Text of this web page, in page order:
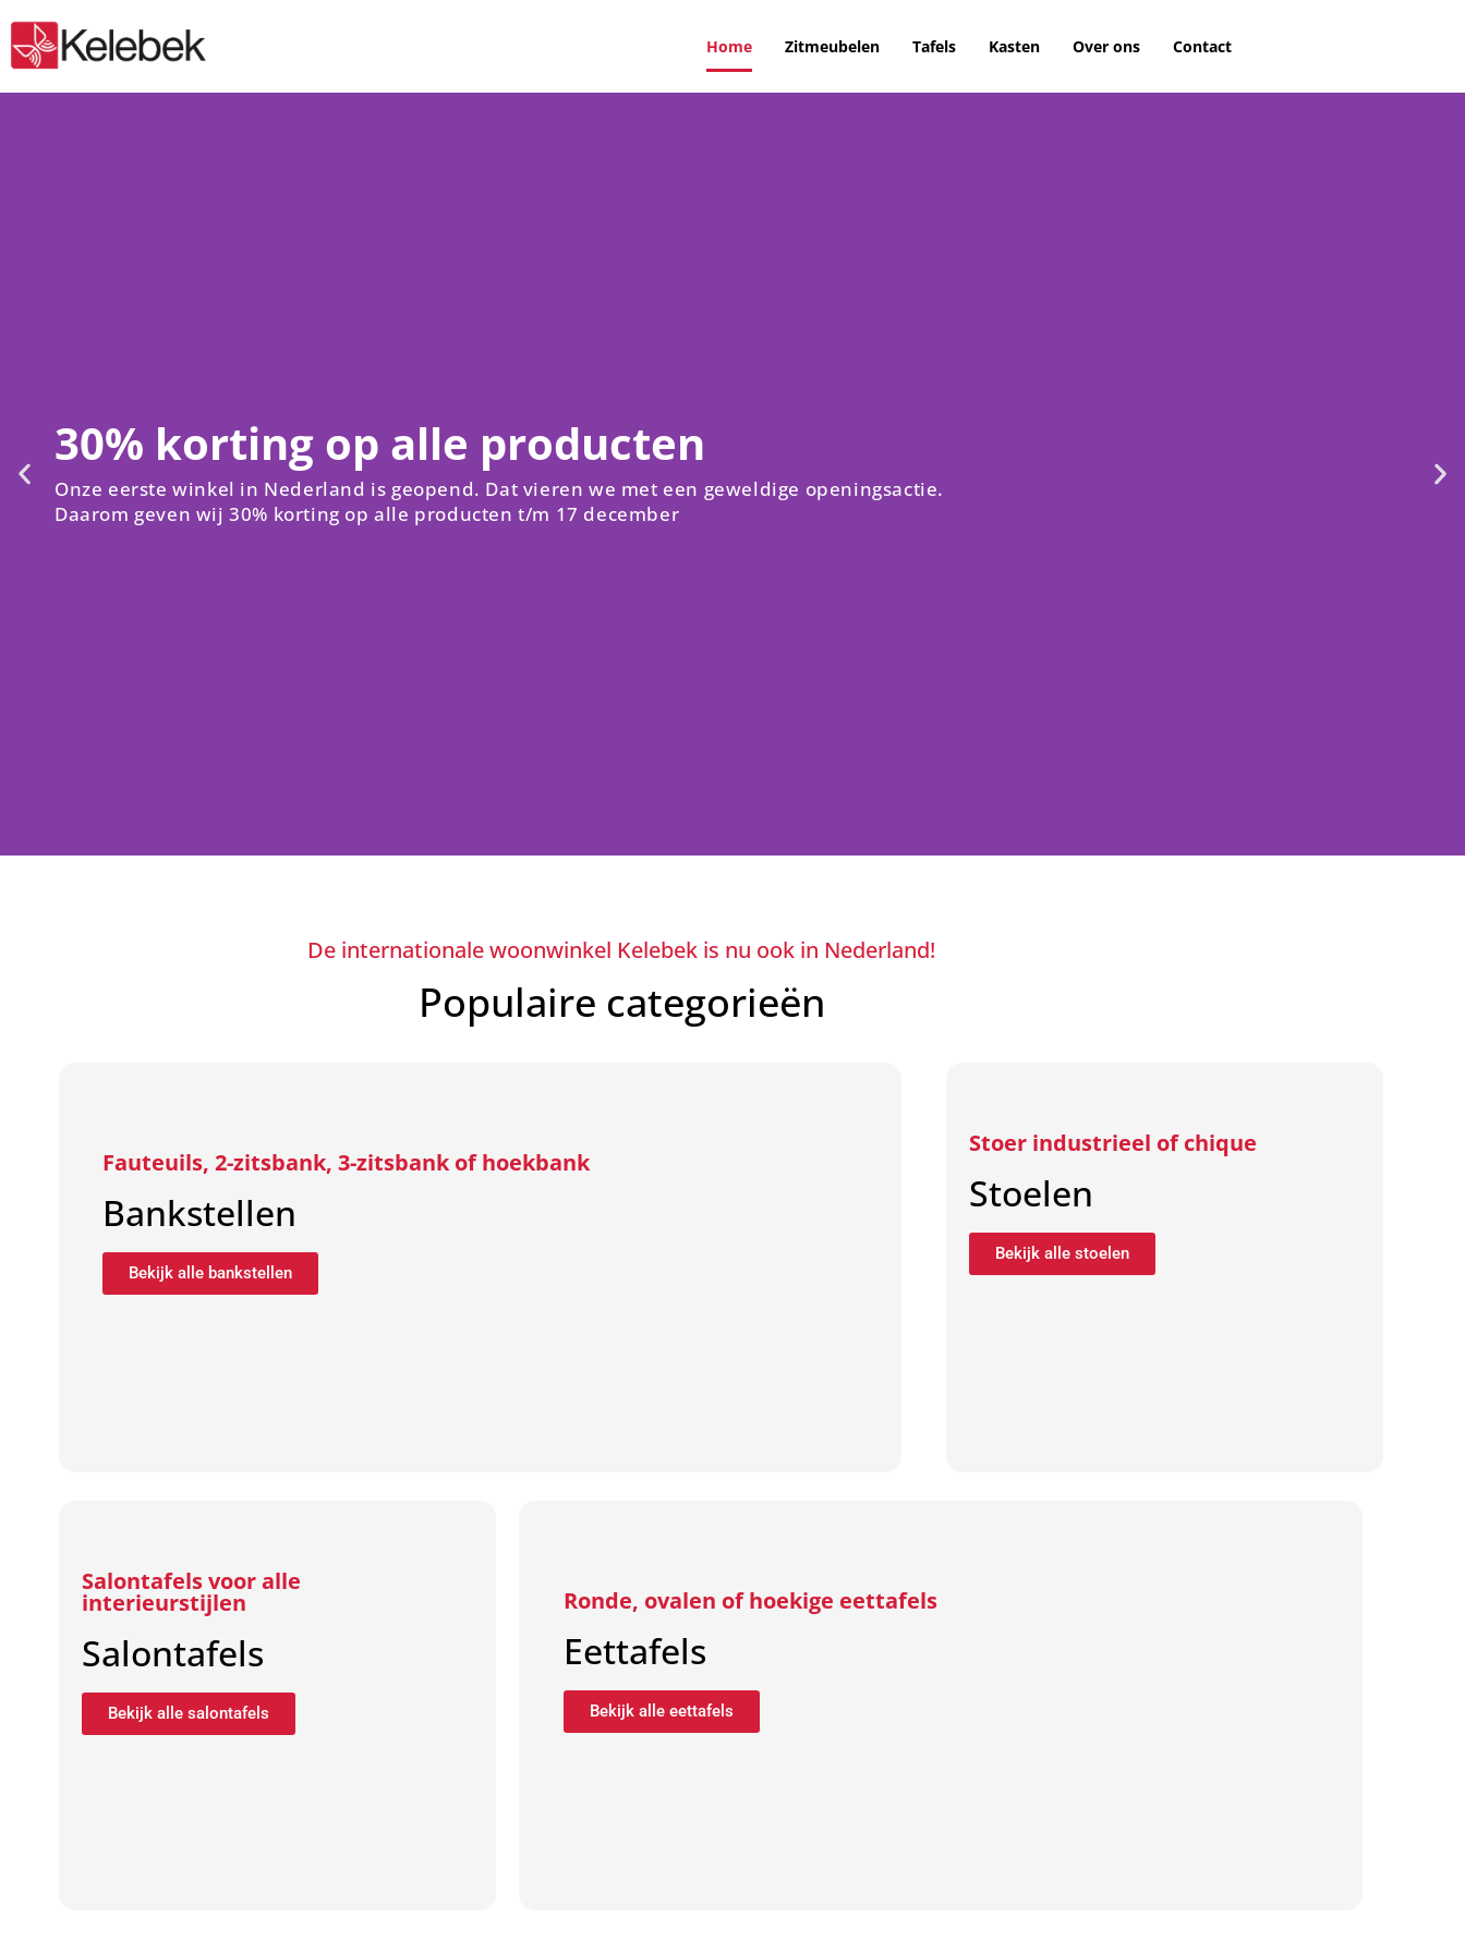
Home Zitmeubelen Tafels Kasten Over ons Contact
30% korting op alle producten
Onze eerste winkel in Nederland is geopend. Dat vieren we met een geweldige openingsactie.
Daarom geven wij 30% korting op alle producten t/m 17 december
De internationale woonwinkel Kelebek is nu ook in Nederland!
Populaire categorieën
Fauteuils, 2-zitsbank, 3-zitsbank of hoekbank
Bankstellen
Bekijk alle bankstellen
Stoer industrieel of chique
Stoelen
Bekijk alle stoelen
Salontafels voor alle
interieurstijlen
Salontafels
Bekijk alle salontafels
Ronde, ovalen of hoekige eettafels
Eettafels
Bekijk alle eettafels